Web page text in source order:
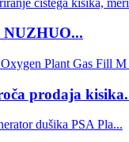
NUZHUO...
prodaja